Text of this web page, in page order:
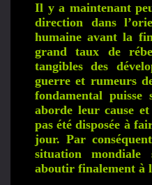
Il y a maintenant
direction dans
humaine avant la
grand taux de
tangibles des
guerre et rumeurs
fondamental
aborde leur cause et
pas été disposée à
jour. Par
situation mondiale
aboutir finalement à